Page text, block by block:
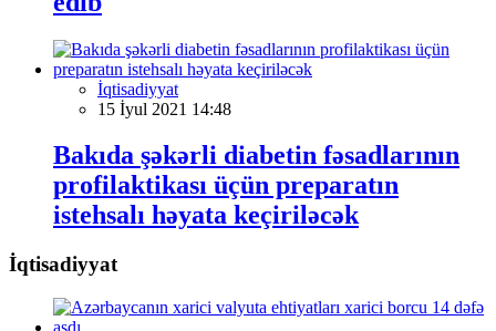
İqtisadiyyat
15 İyul 2021 14:48
Bakıda şəkərli diabetin fəsadlarının
profilaktikası üçün preparatın
istehsalı həyata keçiriləcək
İqtisadiyyat